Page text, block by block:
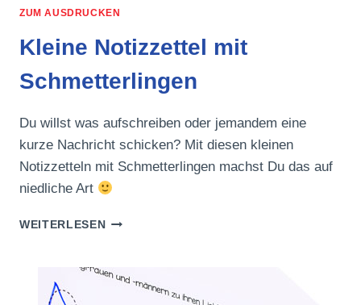
ZUM AUSDRUCKEN
Kleine Notizzettel mit
Schmetterlingen
Du willst was aufschreiben oder jemandem eine
kurze Nachricht schicken? Mit diesen kleinen
Notizzetteln mit Schmetterlingen machst Du das auf
niedliche Art
WEITERLESENKLEINE
SCHMETTERLINGEN